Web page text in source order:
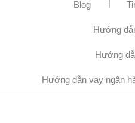
Blog
Hướng
Hướng
Hướng dẫn vay ngân